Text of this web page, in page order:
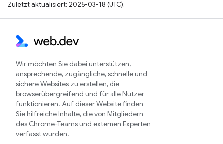
Zuletzt aktualisiert: 2025-03-18 (UTC).
Wir möchten Sie dabei unterstützen,
ansprechende, zugängliche, schnelle und
sichere Websites zu erstellen, die
browserübergreifend und für alle Nutzer
funktionieren. Auf dieser Website finden
Sie hilfreiche Inhalte, die von Mitgliedern
des Chrome-Teams und externen Experten
verfasst wurden.